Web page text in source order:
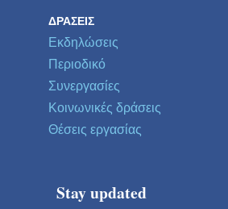
ΔΡΆΣΕΙΣ
Εκδηλώσεις
Περιοδικό
Συνεργασίες
Κοινωνικές δράσεις
Θέσεις εργασίας
Stay updated